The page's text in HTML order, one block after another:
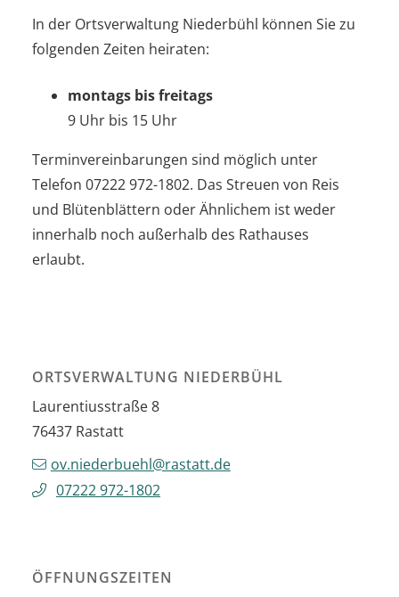
In der Ortsverwaltung Niederbühl können Sie zu
folgenden Zeiten heiraten:
montags bis freitags
9 Uhr bis 15 Uhr
Terminvereinbarungen sind möglich unter
Telefon 07222 972-1802. Das Streuen von Reis
und Blütenblättern oder Ähnlichem ist weder
innerhalb noch außerhalb des Rathauses
erlaubt.
ORTSVERWALTUNG NIEDERBÜHL
Laurentiusstraße 8
76437 Rastatt
ov.niederbuehl@rastatt.de
07222 972-1802
ÖFFNUNGSZEITEN